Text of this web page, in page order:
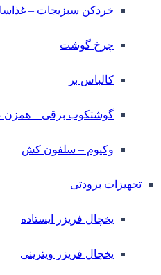
خردکن سبزیجات –
چرخ گوشت
کالباس بر
گوشتکوب برقی – همزن
وکیوم – سلفون کش
تجهیزات برودتی
یخچال فریزر ایستاده
یخچال فریزر ویترینی
و کاربردی برای سرو غذاهای
قابلیت استفاده در فر و
از چینی مرغوب که دوام و
استفاده در فر و مایکروفر،
و جذاب این بشقاب، جلوه‌ای
سرو انواع پاستا، سالاد و دیگر
زیبایی و کارایی، انتخابی
خود نیز می‌افزایید.